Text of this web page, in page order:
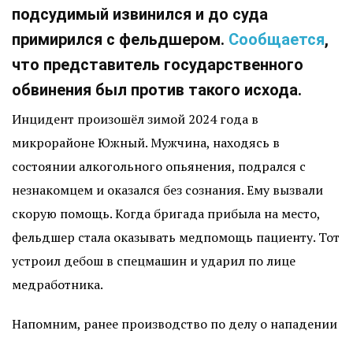
подсудимый извинился и до суда
примирился с фельдшером. Сообщается,
что представитель государственного
обвинения был против такого исхода.
Инцидент произошёл зимой 2024 года в
микрорайоне Южный. Мужчина, находясь в
состоянии алкогольного опьянения, подрался с
незнакомцем и оказался без сознания. Ему вызвали
скорую помощь. Когда бригада прибыла на место,
фельдшер стала оказывать медпомощь пациенту. Тот
устроил дебош в спецмашин и ударил по лице
медработника.
Напомним, ранее производство по делу о нападении